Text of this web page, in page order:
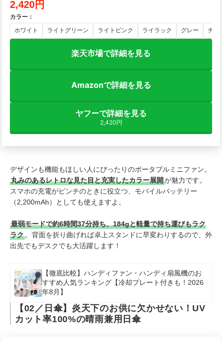
2,420円
カラー ：
ホワイト
ライトグリーン ライトピンク ライラック グレー チャ
楽天市場で詳細を見る
Amazonで詳細を見る
ヤフーで詳細を見る
2,420円
デザインも機能もほしい人にぴったりのポータブルミニファン。
丸みのあるレトロな見た目と充実したカラー展開が魅力です。
スマホの充電がピンチのときに役立つ、モバイルバッテリー
（2,200mAh）としても使えますよ。
最弱モードで約6時間37分持ち、184gと軽量で持ち運びもラク
ラク 。背面を折り曲げれば卓上スタンドに早変わりするので、外
出先でもデスクでも大活躍します！
【徹底比較】ハンディファン・ハンディ扇風機のお
すすめ人気ランキング【冷却プレート付きも！2026
年8月】
【02／日傘】炎天下のお供に欠かせない！UV
カット率100%の晴雨兼用日傘